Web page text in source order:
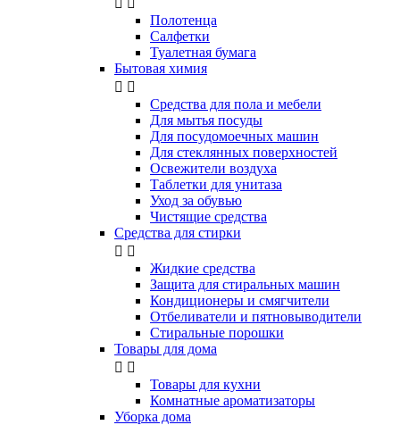
 
Полотенца
Салфетки
Туалетная бумага
Бытовая химия
 
Cредства для пола и мебели
Для мытья посуды
Для посудомоечных машин
Для стеклянных поверхностей
Освежители воздуха
Таблетки для унитаза
Уход за обувью
Чистящие средства
Средства для стирки
 
Жидкие средства
Защита для стиральных машин
Кондиционеры и смягчители
Отбеливатели и пятновыводители
Стиральные порошки
Товары для дома
 
Товары для кухни
Комнатные ароматизаторы
Уборка дома